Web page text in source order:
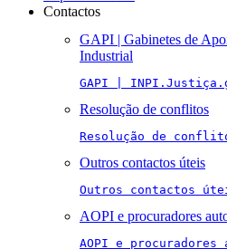
Contactos
GAPI | Gabinetes de
Industrial
GAPI |
Resolução de conflitos
Resolução de
Outros contactos úteis
Outros contactos
AOPI e procuradores
AOPI e